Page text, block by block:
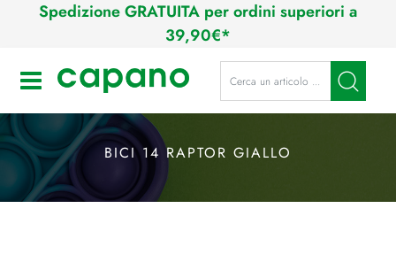
Spedizione GRATUITA per ordini superiori a
39,90€*
Open La modifica di un filtro
BICI 14 RAPTOR GIALLO